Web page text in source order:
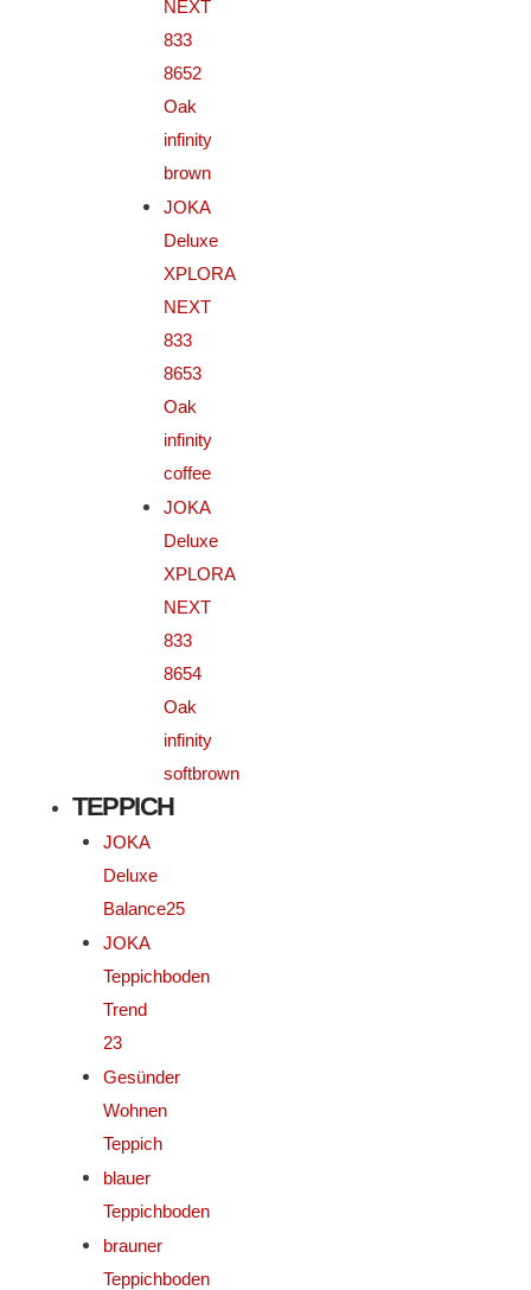
NEXT
833
8652
Oak
infinity
brown
JOKA
Deluxe
XPLORA
NEXT
833
8653
Oak
infinity
coffee
JOKA
Deluxe
XPLORA
NEXT
833
8654
Oak
infinity
softbrown
TEPPICH
JOKA
Deluxe
Balance25
JOKA
Teppichboden
Trend
23
Gesünder
Wohnen
Teppich
blauer
Teppichboden
brauner
Teppichboden